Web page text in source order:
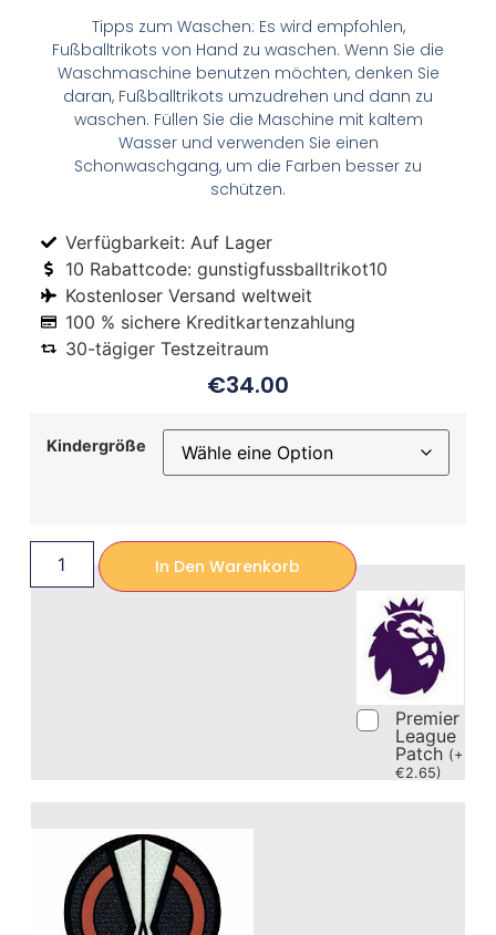
Tipps zum Waschen: Es wird empfohlen,
Fußballtrikots von Hand zu waschen. Wenn Sie die
Waschmaschine benutzen möchten, denken Sie
daran, Fußballtrikots umzudrehen und dann zu
waschen. Füllen Sie die Maschine mit kaltem
Wasser und verwenden Sie einen
Schonwaschgang, um die Farben besser zu
schützen.
Verfügbarkeit: Auf Lager
10 Rabattcode: gunstigfussballtrikot10
Kostenloser Versand weltweit
100 % sichere Kreditkartenzahlung
30-tägiger Testzeitraum
€34.00
Kindergröße
In Den Warenkorb
Premier
League
Patch (+
€2.65)